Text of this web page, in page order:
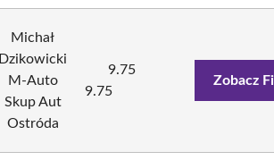
Michał
Dzikowicki
M-Auto
Skup Aut
Ostróda
9.75
9.75
Zobacz